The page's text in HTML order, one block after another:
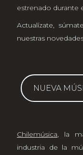
estrenado durante
Actualízate,
nuestras
NUEVA
Chilemúsica , la
industria de la